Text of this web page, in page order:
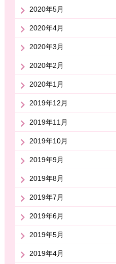
2020年5月
2020年4月
2020年3月
2020年2月
2020年1月
2019年12月
2019年11月
2019年10月
2019年9月
2019年8月
2019年7月
2019年6月
2019年5月
2019年4月